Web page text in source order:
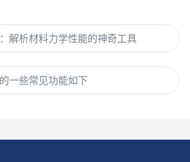
解析材料力学性能的神奇工具
一些常见功能如下